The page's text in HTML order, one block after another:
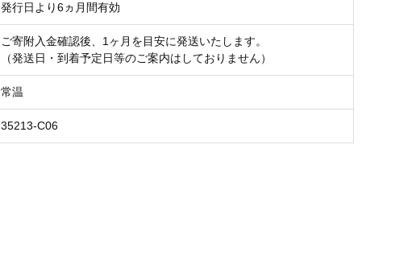
発行日より6ヵ月間有効
ご寄附入金確認後、1ヶ月を目安に発送いたします。
（発送日・到着予定日等のご案内はしておりません）
常温
35213-C06